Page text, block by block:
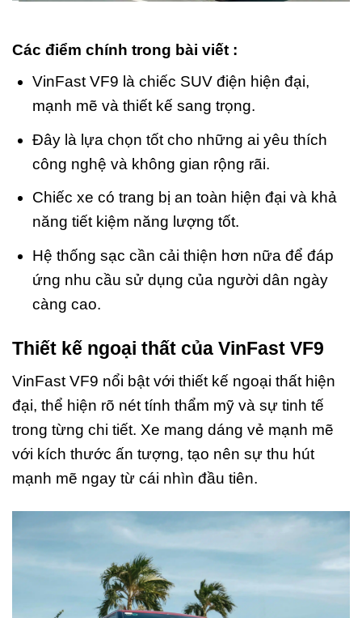
Các điểm chính trong bài viết :
VinFast VF9 là chiếc SUV điện hiện đại,
mạnh mẽ và thiết kế sang trọng.
Đây là lựa chọn tốt cho những ai yêu thích
công nghệ và không gian rộng rãi.
Chiếc xe có trang bị an toàn hiện đại và khả
năng tiết kiệm năng lượng tốt.
Hệ thống sạc cần cải thiện hơn nữa để đáp
ứng nhu cầu sử dụng của người dân ngày
càng cao.
Thiết kế ngoại thất của VinFast VF9
VinFast VF9 nổi bật với thiết kế ngoại thất hiện
đại, thể hiện rõ nét tính thẩm mỹ và sự tinh tế
trong từng chi tiết. Xe mang dáng vẻ mạnh mẽ
với kích thước ấn tượng, tạo nên sự thu hút
mạnh mẽ ngay từ cái nhìn đầu tiên.